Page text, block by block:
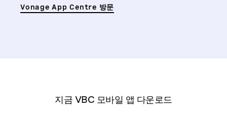
Vonage App Centre 방문
지금 VBC 모바일 앱 다운로드